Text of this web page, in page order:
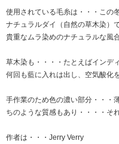
使用されている毛糸は・・・この
ナチュラルダイ（自然の草木染）
貴重なムラ染めのナチュラルな風
草木染も・・・・たとえばインデ
何回も藍に入れは出し、空気酸化
手作業のため色の濃い部分・・・
ちのような質感もあり・・・・そ
作者は・・・Jerry Verry